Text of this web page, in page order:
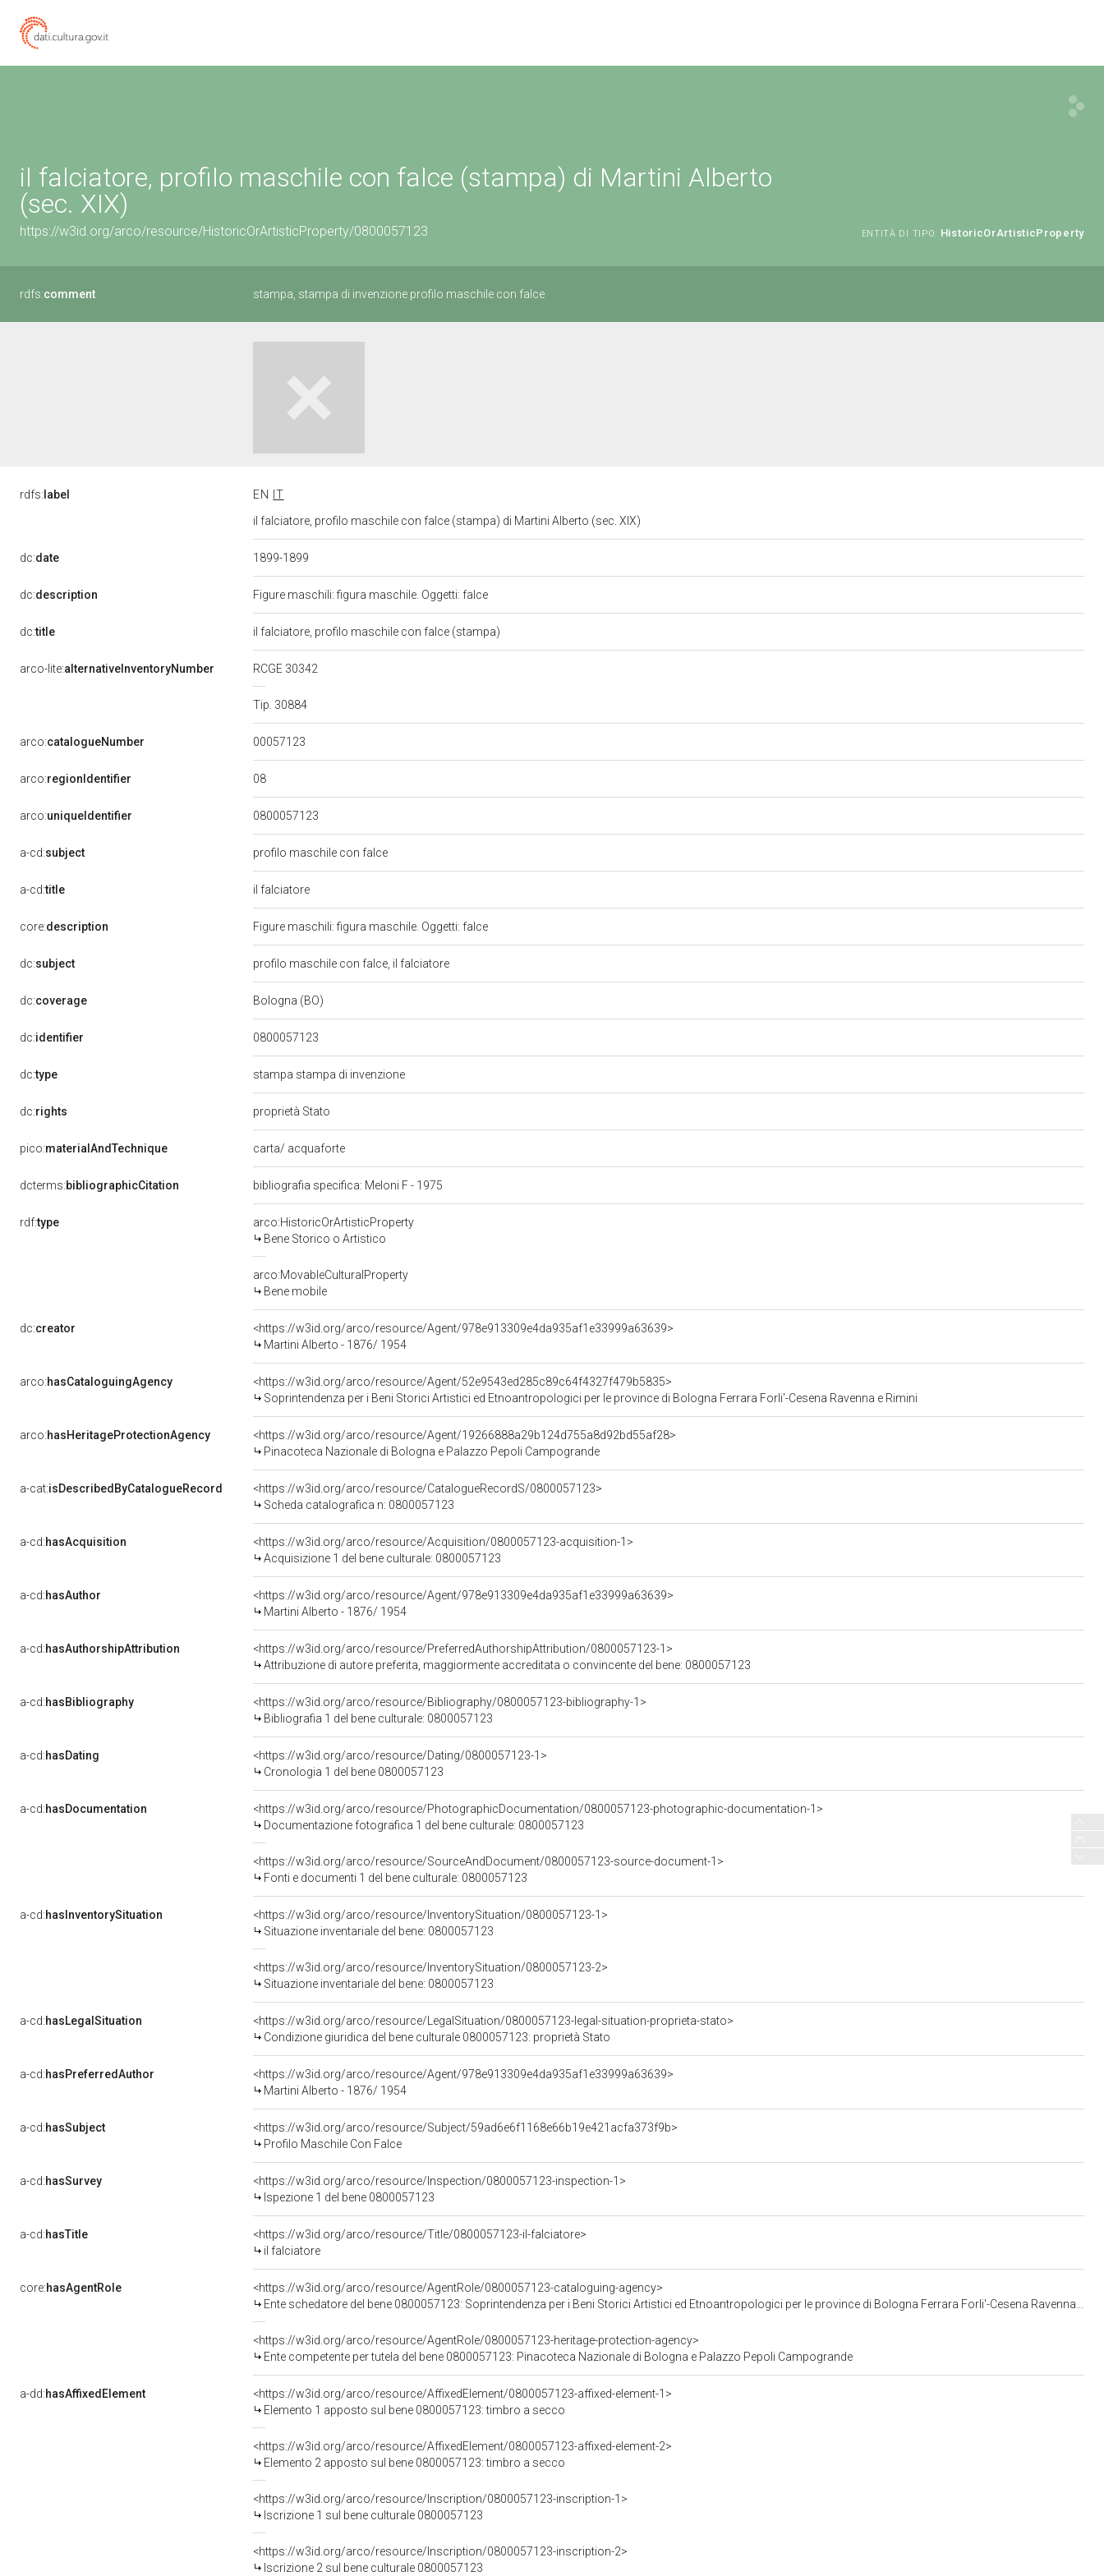
il falciatore, profilo maschile con falce (stampa) di Martini Alberto
(sec. XIX)
https://w3id.org/arco/resource/HistoricOrArtisticProperty/0800057123 ENTITÀ DI TIPO: HistoricOrArtisticProperty
rdfs:comment stampa, stampa di invenzione profilo maschile con falce
rdfs: label EN
IT
il falciatore, profilo maschile con falce (stampa) di Martini Alberto (sec. XIX)
dc:date 1899-1899
dc:description Figure maschili: figura maschile. Oggetti: falce
dc:title il falciatore, profilo maschile con falce (stampa)
arco-lite:alternativeInventoryNumber RCGE 30342
Tip. 30884
arco:catalogueNumber 00057123
arco:regionIdentifier 08
arco:uniqueIdentifier 0800057123
a-cd:subject profilo maschile con falce
a-cd:title il falciatore
core:description Figure maschili: figura maschile. Oggetti: falce
dc:subject profilo maschile con falce, il falciatore
dc:coverage Bologna (BO)
dc:identifier 0800057123
dc:type stampa stampa di invenzione
dc:rights proprietà Stato
pico:materialAndTechnique carta/ acquaforte
dcterms:bibliographicCitation bibliografia specifica: Meloni F - 1975
rdf:type
arco:HistoricOrArtisticProperty
Bene Storico o Artistico
arco:MovableCulturalProperty
Bene mobile
dc:creator
<https://w3id.org/arco/resource/Agent/978e913309e4da935af1e33999a63639>
Martini Alberto - 1876/ 1954
arco:hasCataloguingAgency
<https://w3id.org/arco/resource/Agent/52e9543ed285c89c64f4327f479b5835>
Soprintendenza per i Beni Storici Artistici ed Etnoantropologici per le province di Bologna Ferrara Forli'-Cesena Ravenna e Rimini
arco:hasHeritageProtectionAgency
<https://w3id.org/arco/resource/Agent/19266888a29b124d755a8d92bd55af28>
Pinacoteca Nazionale di Bologna e Palazzo Pepoli Campogrande
a-cat:isDescribedByCatalogueRecord
<https://w3id.org/arco/resource/CatalogueRecordS/0800057123>
Scheda catalografica n: 0800057123
a-cd:hasAcquisition
<https://w3id.org/arco/resource/Acquisition/0800057123-acquisition-1>
Acquisizione 1 del bene culturale: 0800057123
a-cd:hasAuthor
<https://w3id.org/arco/resource/Agent/978e913309e4da935af1e33999a63639>
Martini Alberto - 1876/ 1954
a-cd:hasAuthorshipAttribution
<https://w3id.org/arco/resource/PreferredAuthorshipAttribution/0800057123-1>
Attribuzione di autore preferita, maggiormente accreditata o convincente del bene: 0800057123
a-cd:hasBibliography
<https://w3id.org/arco/resource/Bibliography/0800057123-bibliography-1>
Bibliografia 1 del bene culturale: 0800057123
a-cd:hasDating
<https://w3id.org/arco/resource/Dating/0800057123-1>
Cronologia 1 del bene 0800057123
a-cd:hasDocumentation
<https://w3id.org/arco/resource/PhotographicDocumentation/0800057123-photographic-documentation-1>
Documentazione fotografica 1 del bene culturale: 0800057123
<https://w3id.org/arco/resource/SourceAndDocument/0800057123-source-document-1>
Fonti e documenti 1 del bene culturale: 0800057123
a-cd:hasInventorySituation
<https://w3id.org/arco/resource/InventorySituation/0800057123-1>
Situazione inventariale del bene: 0800057123
<https://w3id.org/arco/resource/InventorySituation/0800057123-2>
Situazione inventariale del bene: 0800057123
a-cd:hasLegalSituation
<https://w3id.org/arco/resource/LegalSituation/0800057123-legal-situation-proprieta-stato>
Condizione giuridica del bene culturale 0800057123: proprietà Stato
a-cd:hasPreferredAuthor
<https://w3id.org/arco/resource/Agent/978e913309e4da935af1e33999a63639>
Martini Alberto - 1876/ 1954
a-cd:hasSubject
<https://w3id.org/arco/resource/Subject/59ad6e6f1168e66b19e421acfa373f9b>
Profilo Maschile Con Falce
a-cd:hasSurvey
<https://w3id.org/arco/resource/Inspection/0800057123-inspection-1>
Ispezione 1 del bene 0800057123
a-cd:hasTitle
<https://w3id.org/arco/resource/Title/0800057123-il-falciatore>
il falciatore
core:hasAgentRole
<https://w3id.org/arco/resource/AgentRole/0800057123-cataloguing-agency>
Ente schedatore del bene 0800057123: Soprintendenza per i Beni Storici Artistici ed Etnoantropologici per le province di Bologna Ferrara Forli'-Cesena Ravenna e Rimini
<https://w3id.org/arco/resource/AgentRole/0800057123-heritage-protection-agency>
Ente competente per tutela del bene 0800057123: Pinacoteca Nazionale di Bologna e Palazzo Pepoli Campogrande
a-dd:hasAffixedElement
<https://w3id.org/arco/resource/AffixedElement/0800057123-affixed-element-1>
Elemento 1 apposto sul bene 0800057123: timbro a secco
<https://w3id.org/arco/resource/AffixedElement/0800057123-affixed-element-2>
Elemento 2 apposto sul bene 0800057123: timbro a secco
<https://w3id.org/arco/resource/Inscription/0800057123-inscription-1>
Iscrizione 1 sul bene culturale 0800057123
<https://w3id.org/arco/resource/Inscription/0800057123-inscription-2>
Iscrizione 2 sul bene culturale 0800057123